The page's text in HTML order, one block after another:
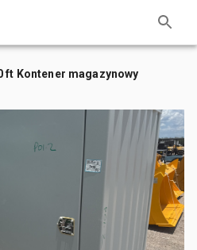
ft Kontener magazynowy